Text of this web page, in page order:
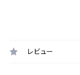
レビュー